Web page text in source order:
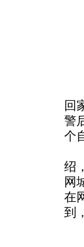
6
回
警
个
绍
网
在
到